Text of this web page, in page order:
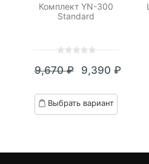
Комплект YN-300
Standard
out
based
on
9,670₽
цена
составляла
9,390 ₽
Текущая
цена:
9,390 ₽.
Выбрать вариант